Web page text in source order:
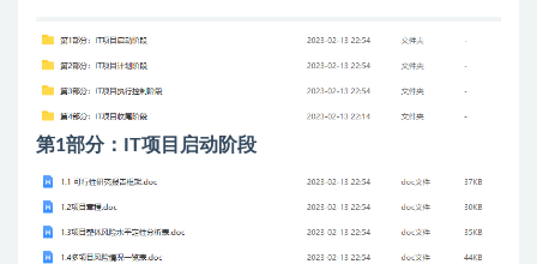
第1部分：IT项目启动阶段